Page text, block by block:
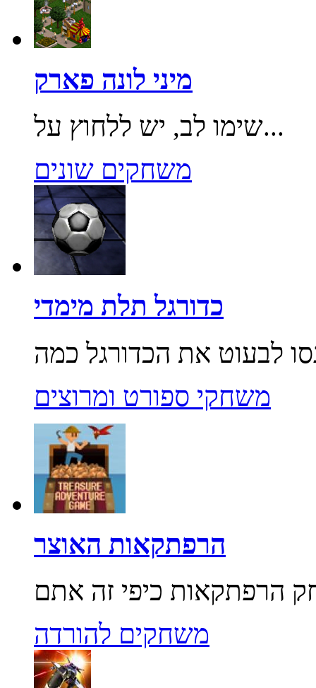
מיני לונה פארק
שימו לב, יש ללחוץ על...
משחקים שונים
כדורגל תלת מימדי
משחקי ספורט ומרוצים
הרפתקאות האוצר
משחקים להורדה